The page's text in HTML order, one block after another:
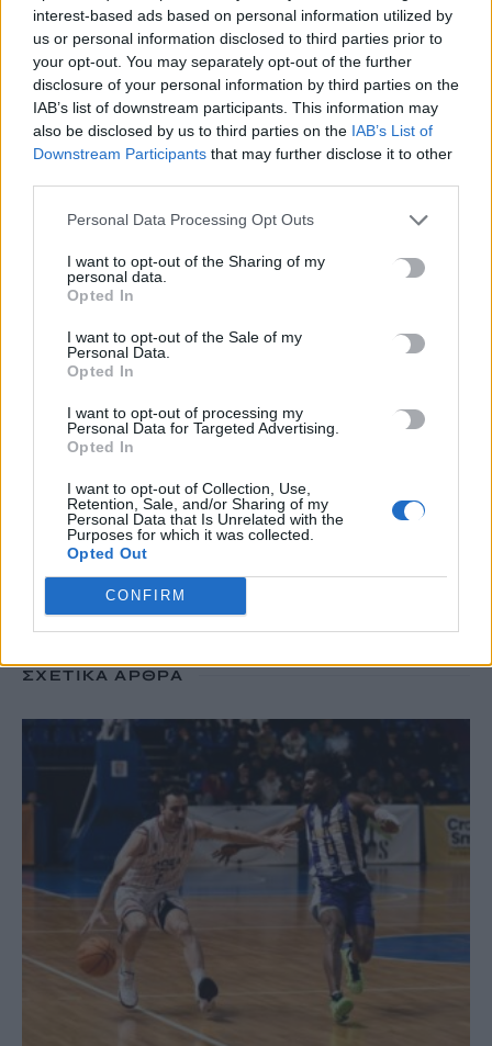
interest-based ads based on personal information utilized by
us or personal information disclosed to third parties prior to
your opt-out. You may separately opt-out of the further
disclosure of your personal information by third parties on the
IAB’s list of downstream participants. This information may
also be disclosed by us to third parties on the IAB’s List of
Downstream Participants that may further disclose it to other
Personal Data Processing Opt Outs
I want to opt-out of the Sharing of my
personal data.
Opted In
I want to opt-out of the Sale of my
Personal Data.
Opted In
I want to opt-out of processing my
Personal Data for Targeted Advertising.
Opted In
I want to opt-out of Collection, Use,
Retention, Sale, and/or Sharing of my
Personal Data that Is Unrelated with the
Purposes for which it was collected.
Opted Out
CONFIRM
Χωρίς ενεργό μέτωπο η φωτιά στη Σητεία – Σε κατάσταση
Red Code σήμερα η Κρήτη
8 Αυγούστου, 2026
«Θεριακλήδες» οι Έλληνες – Πάνω από 1 στους 5 καπνίζει
καθημερινά
7 Αυγούστου, 2026
Σε εξέλιξη οι δηλώσεις Πόθεν Έσχες – Αναλυτικά η
διαδικασία
Πότε πληρώνονται οι συντάξεις Σεπτεμβρίου
7 Αυγούστου, 2026
TRENDING
ΚΑΙΡΟΣ # ΦΩΤΙΑ # ΑΤΤΙΚΟΒΟΙΩΤΙΑ #
ΣΧΕΤΙΚΆ ΆΡΘΡΑ